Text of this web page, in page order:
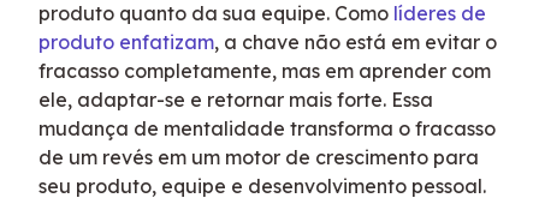
produto quanto da sua equipe. Como líderes de
produto enfatizam, a chave não está em evitar o
fracasso completamente, mas em aprender com
ele, adaptar-se e retornar mais forte. Essa
mudança de mentalidade transforma o fracasso
de um revés em um motor de crescimento para
seu produto, equipe e desenvolvimento pessoal.